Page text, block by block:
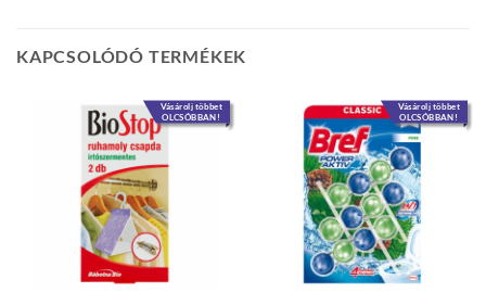
KAPCSOLÓDÓ TERMÉKEK
Vásárolj többet
OLCSÓBBAN!
Vásárolj többet
OLCSÓBBAN!